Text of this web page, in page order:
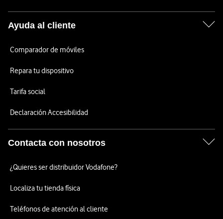
Ayuda al cliente
Comparador de móviles
Repara tu dispositivo
Tarifa social
Declaración Accesibilidad
Contacta con nosotros
¿Quieres ser distribuidor Vodafone?
Localiza tu tienda física
Teléfonos de atención al cliente